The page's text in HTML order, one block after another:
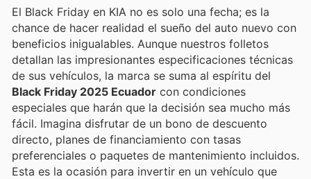
El Black Friday en KIA no es solo una fecha; es la
chance de hacer realidad el sueño del auto nuevo con
beneficios inigualables. Aunque nuestros folletos
detallan las impresionantes especificaciones técnicas
de sus vehículos, la marca se suma al espíritu del
Black Friday 2025 Ecuador con condiciones
especiales que harán que la decisión sea mucho más
fácil. Imagina disfrutar de un bono de descuento
directo, planes de financiamiento con tasas
preferenciales o paquetes de mantenimiento incluidos.
Esta es la ocasión para invertir en un vehículo que